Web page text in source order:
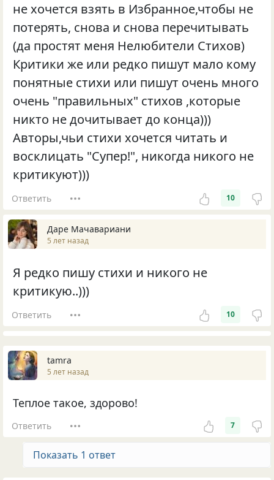
не хочется взять в Избранное,чтобы не
потерять, снова и снова перечитывать
(да простят меня Нелюбители Стихов)
Критики же или редко пишут мало кому
понятные стихи или пишут очень много
очень "правильных" стихов ,которые
никто не дочитывает до конца)))
Авторы,чьи стихи хочется читать и
восклицать "Супер!", никогда никого не
критикуют)))
Ответить 10
Даре Мачавариани
5 лет назад
Я редко пишу стихи и никого не
критикую..)))
Ответить 10
tamra
5 лет назад
Теплое такое, здорово!
Ответить 7
Показать 1 ответ